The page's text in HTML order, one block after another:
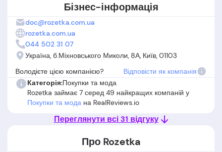
Бізнес-інформація
doc@rozetka.com.ua
rozetka.com.ua
044 502 31 07
Україна, б.Міхновського Миколи, 8А, Київ, 01103
Володієте цією компанією?
Відповісти як компанія
Категорія:Покупки та мода
Rozetka займає 7 серед 49 найкращих компаній у
Покупки та мода на RealReviews.io
Переглянути всі 31 відгуку
Про Rozetka